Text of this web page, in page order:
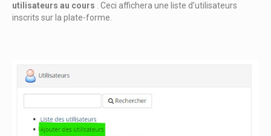
utilisateurs au cours
Ceci affichera une liste d’utilisateurs
inscrits sur la plate-forme.